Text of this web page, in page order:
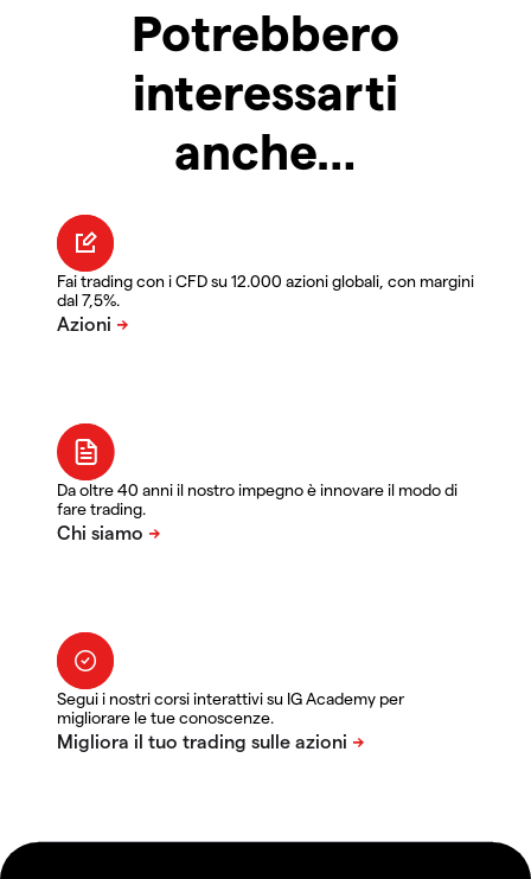
Potrebbero
interessarti
anche…
Fai trading con i CFD su 12.000 azioni globali, con margini
dal 7,5%.
Da oltre 40 anni il nostro impegno è innovare il modo di
fare trading.
Segui i nostri corsi interattivi su IG Academy per
migliorare le tue conoscenze.